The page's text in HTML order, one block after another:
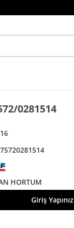
0281514
0281514
HORTUM
Giriş Yapınız